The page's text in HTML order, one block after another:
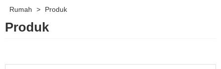
Rumah > Produk
Produk